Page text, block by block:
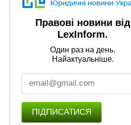
Правові новини від
LexInform.
Один раз на день.
Найактуальніше.
ПІДПИСАТИСЯ